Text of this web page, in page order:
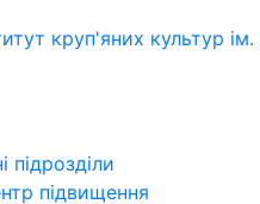
круп'яних культур ім.
підрозділи
підвищення